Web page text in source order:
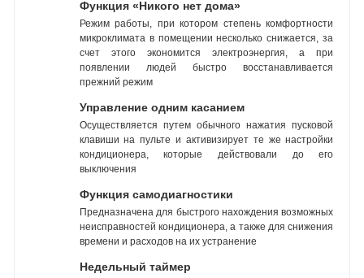
Функция «Никого нет дома»
Режим работы, при котором степень комфортности
микроклимата в помещении несколько снижается, за
счет этого экономится электроэнергия, а при
появлении людей быстро восстанавливается
прежний режим
Управление одним касанием
Осуществляется путем обычного нажатия пусковой
клавиши на пульте и активизирует те же настройки
кондиционера, которые действовали до его
выключения
Функция самодиагностики
Предназначена для быстрого нахождения возможных
неисправностей кондиционера, а также для снижения
времени и расходов на их устранение
Недельный таймер